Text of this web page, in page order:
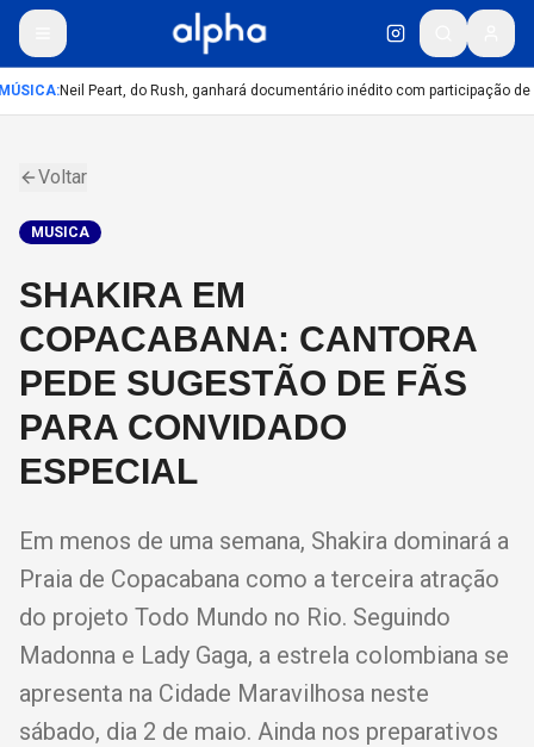
:Neil Peart, do Rush, ganhará documentário inédito com participação de
Voltar
MUSICA
SHAKIRA EM
COPACABANA: CANTORA
PEDE SUGESTÃO DE FÃS
PARA CONVIDADO
ESPECIAL
Em menos de uma semana, Shakira dominará a
Praia de Copacabana como a terceira atração
do projeto Todo Mundo no Rio. Seguindo
Madonna e Lady Gaga, a estrela colombiana se
apresenta na Cidade Maravilhosa neste
sábado, dia 2 de maio. Ainda nos preparativos